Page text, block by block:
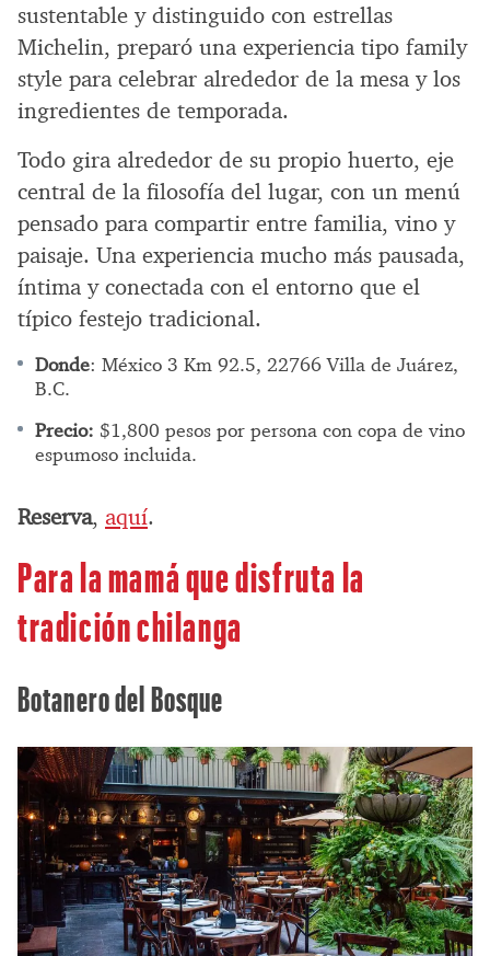
sustentable y distinguido con estrellas
Michelin, preparó una experiencia tipo family
style para celebrar alrededor de la mesa y los
ingredientes de temporada.
Todo gira alrededor de su propio huerto, eje
central de la filosofía del lugar, con un menú
pensado para compartir entre familia, vino y
paisaje. Una experiencia mucho más pausada,
íntima y conectada con el entorno que el
típico festejo tradicional.
Donde: México 3 Km 92.5, 22766 Villa de Juárez,
B.C.
Precio: $1,800 pesos por persona con copa de vino
espumoso incluida.
Reserva, aquí.
Para la mamá que disfruta la
tradición chilanga
Botanero del Bosque